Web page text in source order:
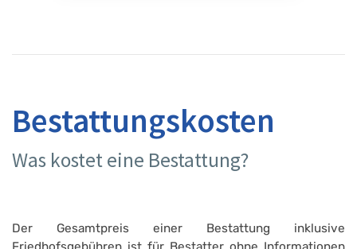
Bestattungskosten
Was kostet eine Bestattung?
Der Gesamtpreis einer Bestattung inklusive